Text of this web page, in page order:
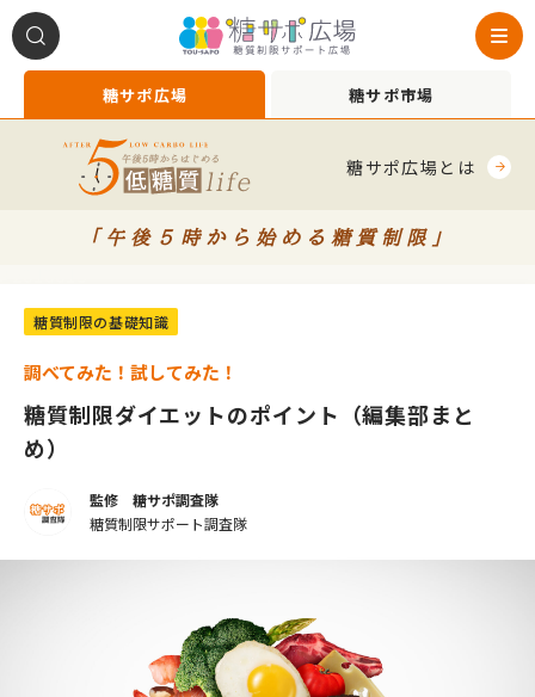
糖サポ広場 糖サポ市場
糖サポ広場とは
「午後５時から始める糖質制限」
糖質制限の基礎知識
調べてみた！試してみた！
糖質制限ダイエットのポイント（編集部まと
め）
監修 糖サポ調査隊
糖質制限サポート調査隊